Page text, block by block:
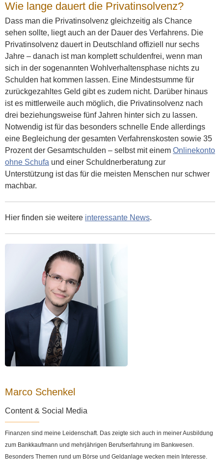
Wie lange dauert die Privatinsolvenz?
Dass man die Privatinsolvenz gleichzeitig als Chance
sehen sollte, liegt auch an der Dauer des Verfahrens. Die
Privatinsolvenz dauert in Deutschland offiziell nur sechs
Jahre – danach ist man komplett schuldenfrei, wenn man
sich in der sogenannten Wohlverhaltensphase nichts zu
Schulden hat kommen lassen. Eine Mindestsumme für
zurückgezahltes Geld gibt es zudem nicht. Darüber hinaus
ist es mittlerweile auch möglich, die Privatinsolvenz nach
drei beziehungsweise fünf Jahren hinter sich zu lassen.
Notwendig ist für das besonders schnelle Ende allerdings
eine Begleichung der gesamten Verfahrenskosten sowie 35
Prozent der Gesamtschulden – selbst mit einem Onlinekonto
ohne Schufa und einer Schuldnerberatung zur
Unterstützung ist das für die meisten Menschen nur schwer
machbar.
Hier finden sie weitere interessante News.
Marco Schenkel
Content & Social Media
Finanzen sind meine Leidenschaft. Das zeigte sich auch in meiner Ausbildung
zum Bankkaufmann und mehrjährigen Berufserfahrung im Bankwesen.
Besonders Themen rund um Börse und Geldanlage wecken mein Interesse.